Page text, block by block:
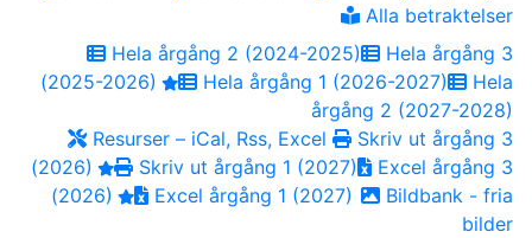
Alla betraktelser
Hela årgång 2 (2024-2025)
Hela årgång 3
(2025-2026)
Hela årgång 1 (2026-2027)
Hela
årgång 2 (2027-2028)
Resurser – iCal, Rss, Excel
Skriv ut årgång 3
(2026)
Skriv ut årgång 1 (2027)
Excel årgång 3
(2026)
Excel årgång 1 (2027)
Bildbank - fria
bilder